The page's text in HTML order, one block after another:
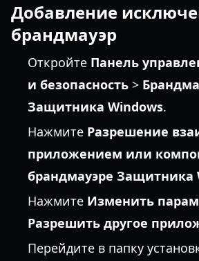
Добавление
брандмауэр
Откройте Панель
и безопасность >
Защитника Windows.
Нажмите Разрешение
приложением или
брандмауэре Защитника
Нажмите Изменить
Разрешить другое
Перейдите в папку